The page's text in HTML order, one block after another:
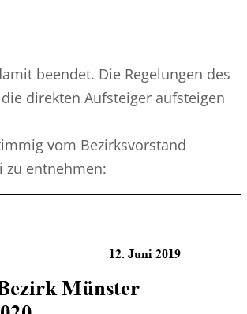
beendet. Die Regelungen des
direkten Aufsteiger aufsteigen
vom Bezirksvorstand
zu entnehmen: